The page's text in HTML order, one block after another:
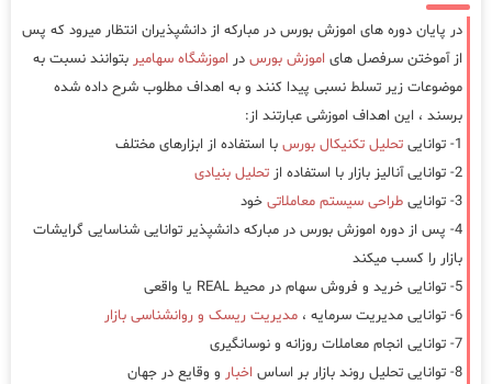
در پایان دوره های اموزش بورس در مبارکه از دانشپذیران انتظار میرود که پس
از آموختن سرفصل های اموزش بورس در اموزشگاه سهامیر بتوانند نسبت به
موضوعات زیر تسلط نسبی پیدا کنند و به اهداف مطلوب شرح داده شده
برسند ، این اهداف اموزشی عبارتند از:
1- توانایی
تحلیل تکنیکال بورس با استفاده از ابزارهای مختلف
2- توانایی آنالیز بازار با استفاده از
تحلیل بنیادی
3- توانایی
طراحی سیستم معاملاتی خود
4- پس از دوره اموزش بورس در مبارکه دانشپذیر توانایی شناسایی گرایشات
بازار را کسب میکند
5- توانایی خرید و فروش سهام در محیط REAL یا واقعی
6- توانایی مدیریت سرمایه ،
مدیریت ریسک و روانشناسی بازار
7- توانایی انجام معاملات روزانه و نوسانگیری
8- توانایی تحلیل روند بازار بر اساس
اخبار و وقایع در جهان